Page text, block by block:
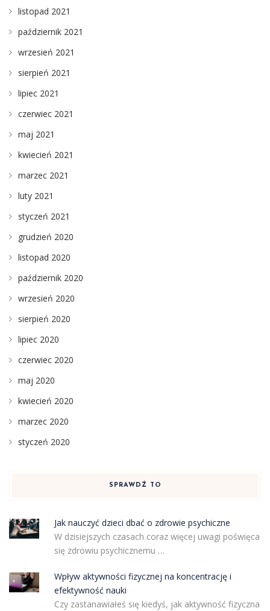
listopad 2021
październik 2021
wrzesień 2021
sierpień 2021
lipiec 2021
czerwiec 2021
maj 2021
kwiecień 2021
marzec 2021
luty 2021
styczeń 2021
grudzień 2020
listopad 2020
październik 2020
wrzesień 2020
sierpień 2020
lipiec 2020
czerwiec 2020
maj 2020
kwiecień 2020
marzec 2020
styczeń 2020
SPRAWDŹ TO
Jak nauczyć dzieci dbać o zdrowie psychiczne
W dzisiejszych czasach coraz więcej uwagi poświęca
się zdrowiu psychicznemu …
Wpływ aktywności fizycznej na koncentrację i
efektywność nauki
Czy zastanawiałeś się kiedyś, jak aktywność fizyczna